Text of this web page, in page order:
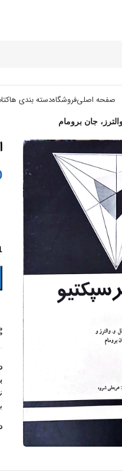
صفحه اصلیفروشگاهدسته بندی ها
جا‌ن‌ بروما‌م‌
1